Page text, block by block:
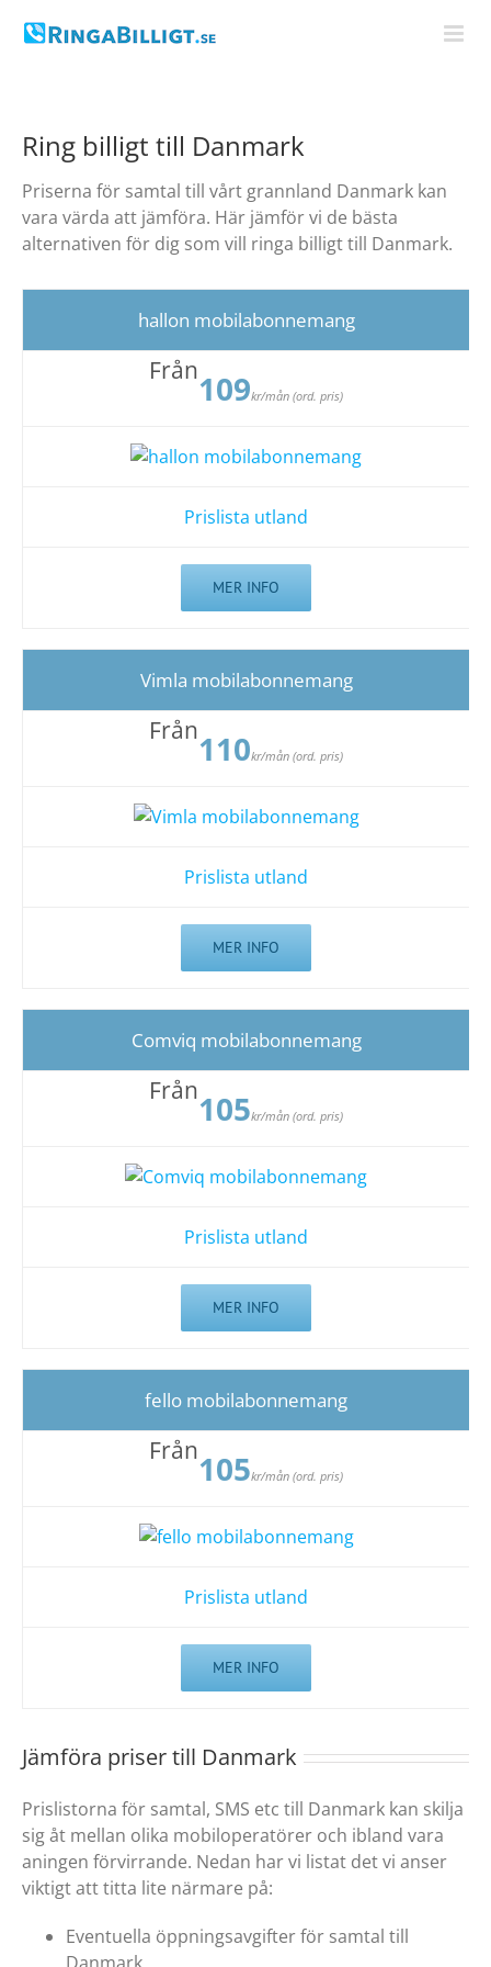
Ring billigt till Danmark
Priserna för samtal till vårt grannland Danmark kan
vara värda att jämföra. Här jämför vi de bästa
alternativen för dig som vill ringa billigt till Danmark.
hallon mobilabonnemang
Från109kr/mån (ord. pris)
Prislista utland
MER INFO
Vimla mobilabonnemang
Från110kr/mån (ord. pris)
Prislista utland
MER INFO
Comviq mobilabonnemang
Från105kr/mån (ord. pris)
Prislista utland
MER INFO
fello mobilabonnemang
Från105kr/mån (ord. pris)
Prislista utland
MER INFO
Jämföra priser till Danmark
Prislistorna för samtal, SMS etc till Danmark kan skilja
sig åt mellan olika mobiloperatörer och ibland vara
aningen förvirrande. Nedan har vi listat det vi anser
viktigt att titta lite närmare på:
Eventuella öppningsavgifter för samtal till